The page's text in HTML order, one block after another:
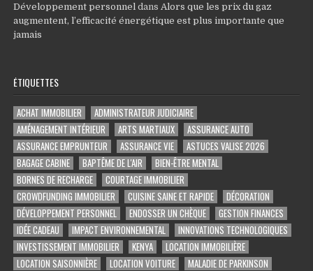
Développement personnel dans Alors que les prix du gaz
augmentent, l’efficacité énergétique est plus importante que
jamais
ÉTIQUETTES
ACHAT IMMOBILIER
ADMINISTRATEUR JUDICIAIRE
AMÉNAGEMENT INTÉRIEUR
ARTS MARTIAUX
ASSURANCE AUTO
ASSURANCE EMPRUNTEUR
ASSURANCE VIE
ASTUCES VALISE 2026
BAGAGE CABINE
BAPTÊME DE L'AIR
BIEN-ÊTRE MENTAL
BORNES DE RECHARGE
COURTAGE IMMOBILIER
CROWDFUNDING IMMOBILIER
CUISINE SAINE ET RAPIDE
DÉCORATION
DÉVELOPPEMENT PERSONNEL
ENDOSSER UN CHÈQUE
GESTION FINANCES
IDÉE CADEAU
IMPACT ENVIRONNEMENTAL
INNOVATIONS TECHNOLOGIQUES
INVESTISSEMENT IMMOBILIER
KENYA
LOCATION IMMOBILIÈRE
LOCATION SAISONNIÈRE
LOCATION VOITURE
MALADIE DE PARKINSON